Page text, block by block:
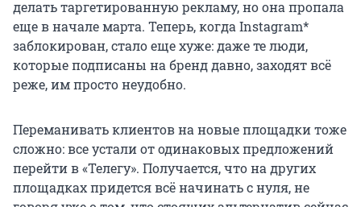
делать таргетированную рекламу, но она пропала
еще в начале марта. Теперь, когда Instagram*
заблокирован, стало еще хуже: даже те люди,
которые подписаны на бренд давно, заходят всё
реже, им просто неудобно.
Переманивать клиентов на новые площадки тоже
сложно: все устали от одинаковых предложений
перейти в «Телегу». Получается, что на других
площадках придется всё начинать с нуля, не